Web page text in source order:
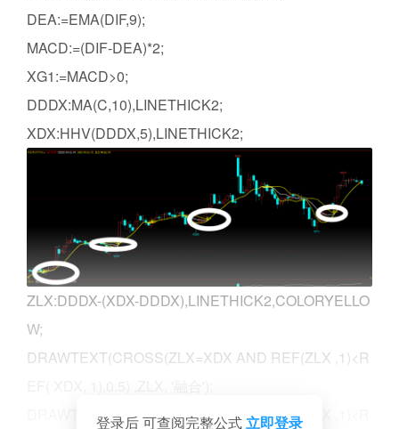
DEA:=EMA(DIF,9);
MACD:=(DIF-DEA)*2;
XG1:=MACD>0;
DDDX:MA(C,10),LINETHICK2;
XDX:HHV(DDDX,5),LINETHICK2;
ZLX:DDDX-(XDX-DDDX),LINETHICK2,COLORYELLO
W;
DRAWTEXT(CROSS(ZLX=XDX AND REF(ZLX ,1)<R
DRAWTEXT(CROSS(ZLX<XDX AND REF(ZLX ,1)<R
登录后 可查阅完整公式立即登录